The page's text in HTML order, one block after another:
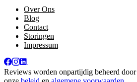
Over Ons
Blog
Contact
Storingen
Impressum
Reviews worden onpartijdig beheerd door